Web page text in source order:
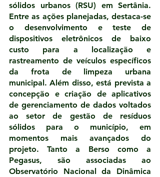
sólidos urbanos (RSU) em Sertânia.
Entre as ações planejadas, destaca-se
o desenvolvimento e teste de
dispositivos eletrônicos de baixo
custo para a localização e
rastreamento de veículos específicos
da frota de limpeza urbana
municipal. Além disso, está prevista a
concepção e criação de aplicativos
de gerenciamento de dados voltados
ao setor de gestão de resíduos
sólidos para o município, em
momentos mais avançados do
projeto. Tanto a Berso como a
Pegasus, são associadas ao
Observatório Nacional da Dinâmica